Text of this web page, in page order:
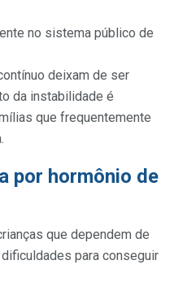
no sistema público de
deixam de ser
da instabilidade é
que frequentemente
por hormônio de
que dependem de
para conseguir